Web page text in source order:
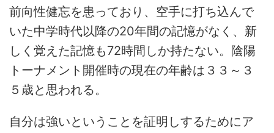
前向性健忘を患っており、空手に打ち込んで
いた中学時代以降の20年間の記憶がなく、新
しく覚えた記憶も72時間しか持たない。陰陽
トーナメント開催時の現在の年齢は３３～３
５歳と思われる。
自分は強いということを証明しするためにア